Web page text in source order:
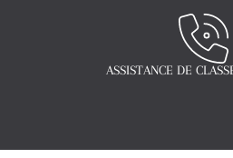
ASSISTANCE DE